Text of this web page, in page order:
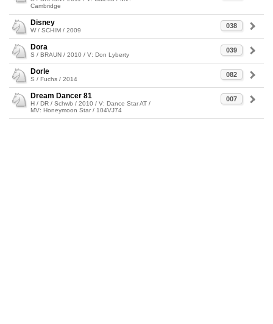
Cambridge
038
Disney
W / SCHIM / 2009
039
Dora
S / BRAUN / 2010 / V: Don Lyberty
082
Dorle
S / Fuchs / 2014
007
Dream Dancer 81
H / DR / Schwb / 2010 / V: Dance Star AT /
MV: Honeymoon Star / 104VJ74